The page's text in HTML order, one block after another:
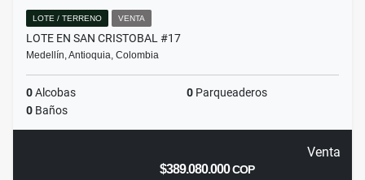
LOTE / TERRENO VENTA
LOTE EN SAN CRISTOBAL #17
Medellín, Antioquia, Colombia
0Alcobas 0 Parqueaderos
0 Baños
Venta
$389.080.000COP